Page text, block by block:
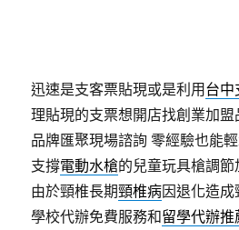
迅速是支客票貼現或是利用 台中
理貼現的支票想開店找創業加盟
品牌匯聚現場諮詢 零經驗也能
支撐電動水槍的兒童玩具槍調
由於頸椎長期頸椎病因退化造
學校代辦免費服務和留學代辦推